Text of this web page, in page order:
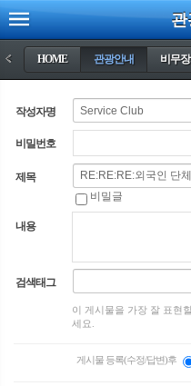
< HOME 관광안내 비무
작성자명
비밀번호
제목
비밀글
내용
검색태그
이 게시물을 가장 잘 표현
세요.
게시물 등록(수정/답변)후